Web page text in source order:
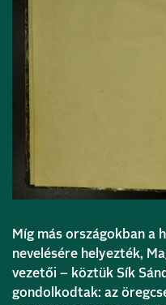
Míg más országokban a
nevelésére helyezték,
vezetői – köztük Sík
gondolkodtak: az